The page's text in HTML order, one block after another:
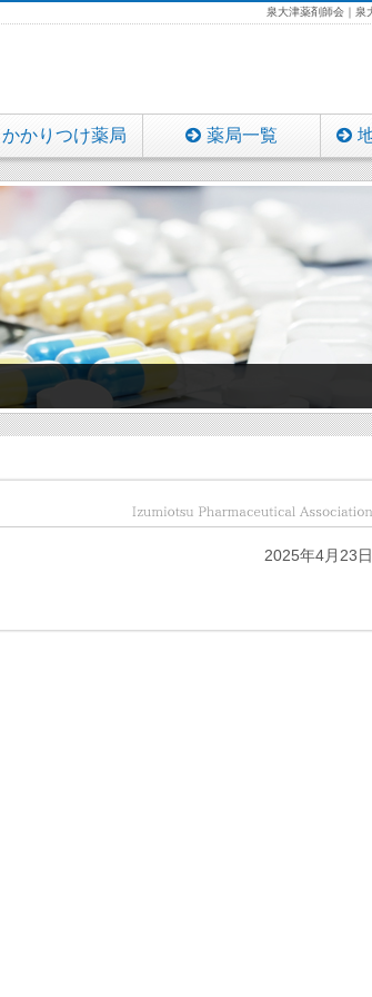
泉大津薬剤師会｜泉
かかりつけ薬局 薬局一覧
2025年4月23日